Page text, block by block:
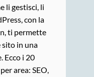
li gestisci, li
con la
ti permette
sito in una
Ecco i 20
area: SEO,